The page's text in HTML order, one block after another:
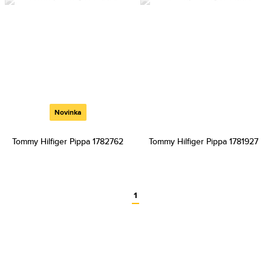
Novinka
Tommy Hilfiger Pippa 1782762 Tommy Hilfiger Pippa 1781927
1